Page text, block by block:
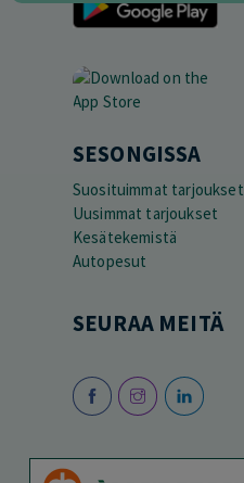
SESONGISSA
Suosituimmat tarjoukset
Uusimmat tarjoukset
Kesätekemistä
Autopesut
SEURAA MEITÄ